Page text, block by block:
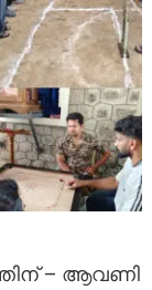
– ആവണി